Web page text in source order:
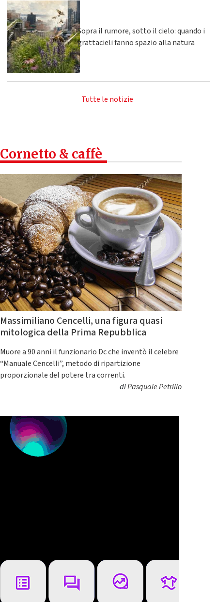
Sopra il rumore, sotto il cielo: quando i
grattacieli fanno spazio alla natura
Tutte le notizie
Cornetto & caffè
Massimiliano Cencelli, una figura quasi
mitologica della Prima Repubblica
Muore a 90 anni il funzionario Dc che inventò il celebre
“Manuale Cencelli”, metodo di ripartizione
proporzionale del potere tra correnti.
diPasquale Petrillo